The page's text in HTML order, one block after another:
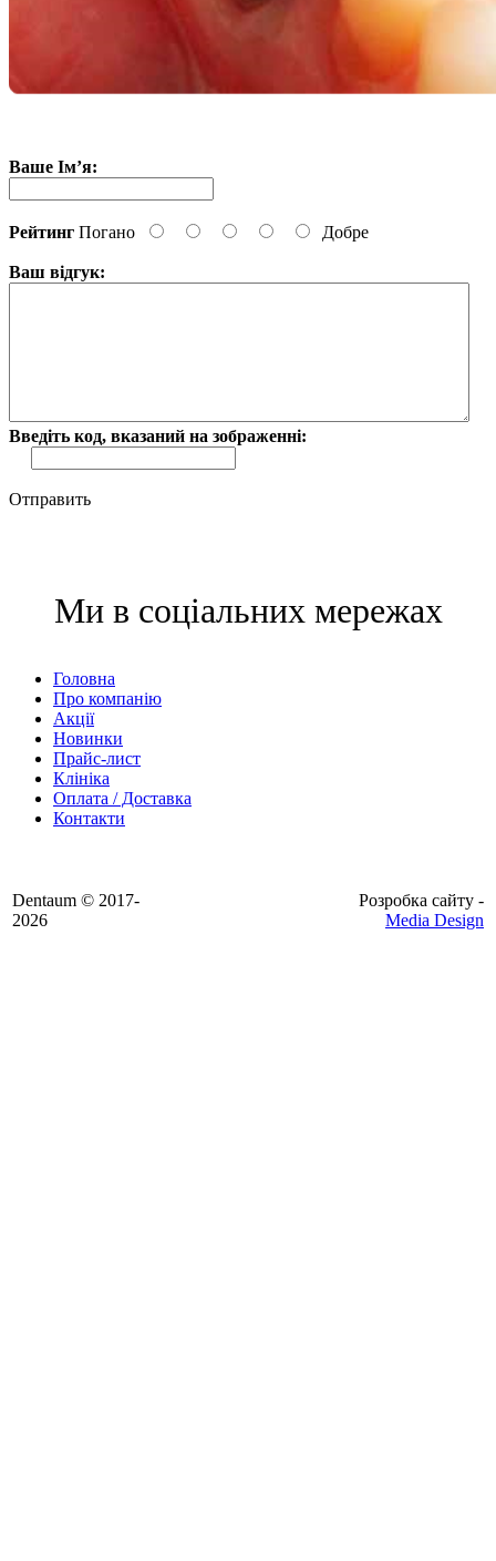
Ваше Ім’я:
Рейтинг Погано Добре
Ваш відгук:
Введіть код, вказаний на зображенні:
Отправить
Ми в соціальних мережах
Головна
Про компанію
Акції
Новинки
Прайс-лист
Клініка
Оплата / Доставка
Контакти
Dentaum © 2017-
2026
Розробка сайту -
Media Design